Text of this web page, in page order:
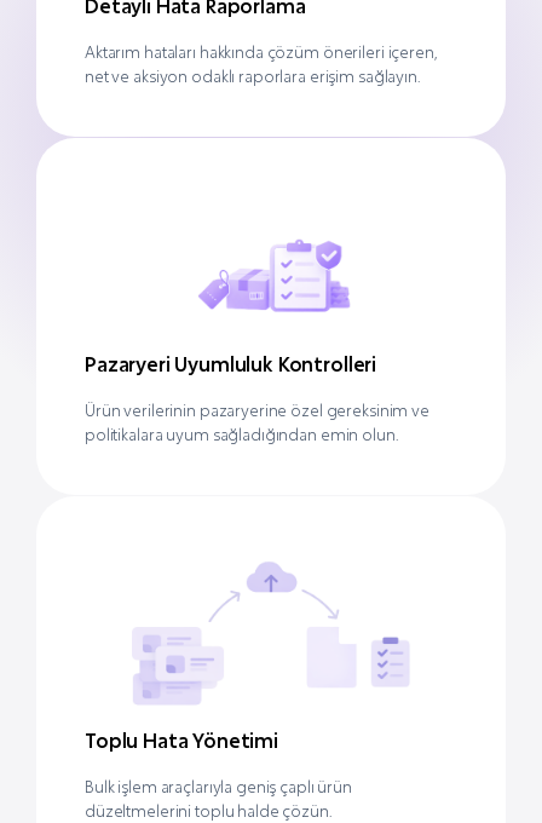
Detaylı Hata Raporlama
Aktarım hataları hakkında çözüm önerileri içeren,
net ve aksiyon odaklı raporlara erişim sağlayın.
Pazaryeri Uyumluluk Kontrolleri
Ürün verilerinin pazaryerine özel gereksinim ve
politikalara uyum sağladığından emin olun.
Toplu Hata Yönetimi
Bulk işlem araçlarıyla geniş çaplı ürün
düzeltmelerini toplu halde çözün.